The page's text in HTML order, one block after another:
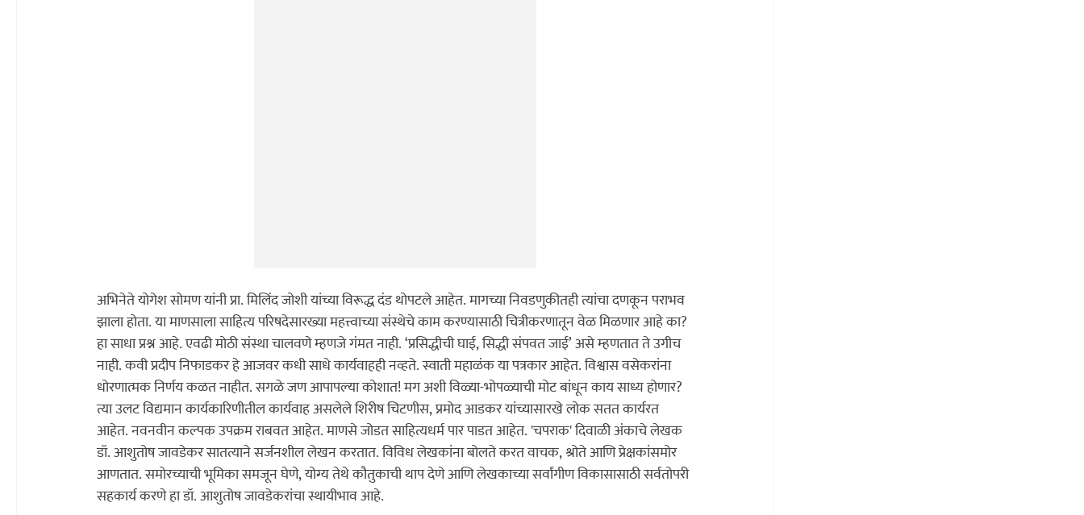
अभिनेते योगेश सोमण यांनी प्रा. मिलिंद जोशी यांच्या विरूद्ध दंड थोपटले आहेत. मागच्या निवडणुकीतही त्यांचा दणकून पराभव
झाला होता. या माणसाला साहित्य परिषदेसारख्या महत्त्वाच्या संस्थेचे काम करण्यासाठी चित्रीकरणातून वेळ मिळणार आहे का?
हा साधा प्रश्न आहे. एवढी मोठी संस्था चालवणे म्हणजे गंमत नाही. ‘प्रसिद्धीची घाई, सिद्धी संपवत जाई’ असे म्हणतात ते उगीच
नाही. कवी प्रदीप निफाडकर हे आजवर कधी साधे कार्यवाहही नव्हते. स्वाती महाळंक या पत्रकार आहेत. विश्वास वसेकरांना
धोरणात्मक निर्णय कळत नाहीत. सगळे जण आपापल्या कोशात! मग अशी विळ्या-भोपळ्याची मोट बांधून काय साध्य होणार?
त्या उलट विद्यमान कार्यकारिणीतील कार्यवाह असलेले शिरीष चिटणीस, प्रमोद आडकर यांच्यासारखे लोक सतत कार्यरत
आहेत. नवनवीन कल्पक उपक्रम राबवत आहेत. माणसे जोडत साहित्यधर्म पार पाडत आहेत. 'चपराक' दिवाळी अंकाचे लेखक
डॉ. आशुतोष जावडेकर सातत्याने सर्जनशील लेखन करतात. विविध लेखकांना बोलते करत वाचक, श्रोते आणि प्रेक्षकांसमोर
आणतात. समोरच्याची भूमिका समजून घेणे, योग्य तेथे कौतुकाची थाप देणे आणि लेखकाच्या सर्वांगीण विकासासाठी सर्वतोपरी
सहकार्य करणे हा डॉ. आशुतोष जावडेकरांचा स्थायीभाव आहे.